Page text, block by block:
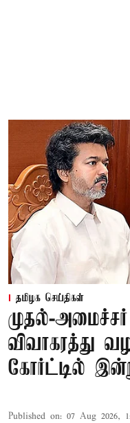
தமிழக செய்திகள்
முதல்-
விவாகரத்து
கோர்ட்டில்
Published on: 07 Aug 2026,